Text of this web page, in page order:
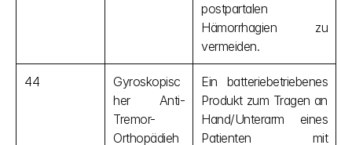
postpartalen
Hämorrhagien zu
vermeiden.
44
Gyroskopisc
her Anti-
Tremor-
Orthopädieh
Ein batteriebetriebenes
Produkt zum Tragen an
Hand/Unterarm eines
Patienten mit